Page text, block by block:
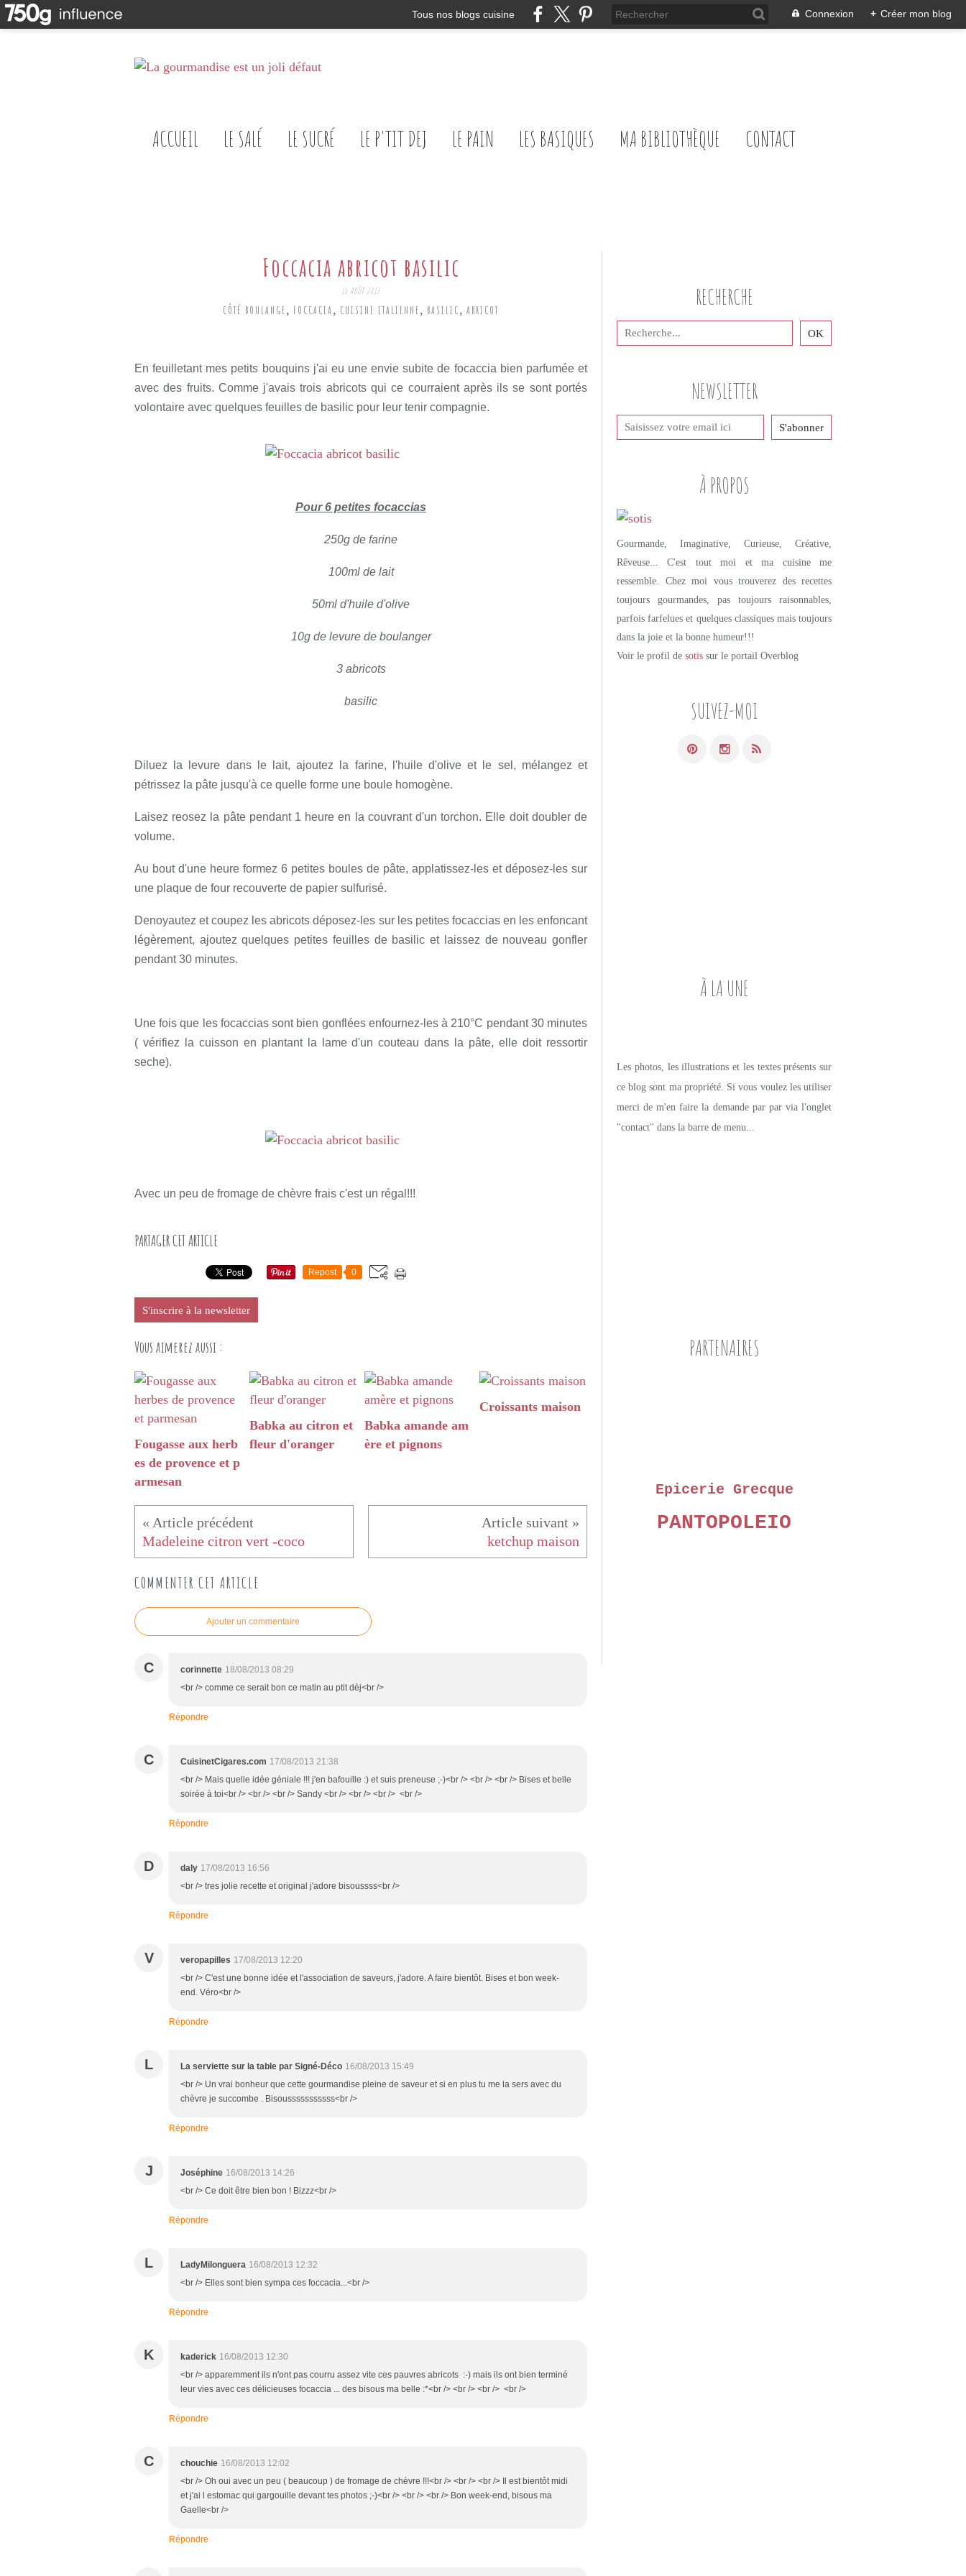
Tous nos blogs cuisine Connexion + Créer mon blog
ACCUEIL LE SALÉ LE SUCRÉ LE P'TIT DEJ LE PAIN LES BASIQUES MA BIBLIOTHÈQUE CONTACT
Foccacia abricot basilic
16 AOÛT 2013
CÔTÉ BOULANGE, FOCCACIA , CUISINE ITALIENNE, BASILIC, ABRICOT
En feuilletant mes petits bouquins j'ai eu une envie subite de focaccia bien parfumée et
avec des fruits. Comme j'avais trois abricots qui ce courraient après ils se sont portés
volontaire avec quelques feuilles de basilic pour leur tenir compagnie.
Pour 6 petites focaccias
250g de farine
100ml de lait
50ml d'huile d'olive
10g de levure de boulanger
3 abricots
basilic
Diluez la levure dans le lait, ajoutez la farine, l'huile d'olive et le sel, mélangez et
pétrissez la pâte jusqu'à ce quelle forme une boule homogène.
Laisez reosez la pâte pendant 1 heure en la couvrant d'un torchon. Elle doit doubler de
volume.
Au bout d'une heure formez 6 petites boules de pâte, applatissez-les et déposez-les sur
une plaque de four recouverte de papier sulfurisé.
Denoyautez et coupez les abricots déposez-les sur les petites focaccias en les enfoncant
légèrement, ajoutez quelques petites feuilles de basilic et laissez de nouveau gonfler
pendant 30 minutes.
Une fois que les focaccias sont bien gonflées enfournez-les à 210°C pendant 30 minutes
( vérifiez la cuisson en plantant la lame d'un couteau dans la pâte, elle doit ressortir
seche).
Avec un peu de fromage de chèvre frais c'est un régal!!!
PARTAGER CET ARTICLE
Repost 0
S'inscrire à la newsletter
Vous aimerez aussi :
Fougasse aux herb
es de provence et p
armesan
Babka au citron et
fleur d'oranger
Babka amande am
ère et pignons
Croissants maison
Madeleine citron vert -coco ketchup maison
COMMENTER CET ARTICLE
Ajouter un commentaire
C corinnette 18/08/2013 08:29
<br /> comme ce serait bon ce matin au ptit dèj<br />
Répondre
C CuisinetCigares.com 17/08/2013 21:38
<br /> Mais quelle idée géniale !!! j'en bafouille :) et suis preneuse ;-)<br /> <br /> <br /> Bises et belle
soirée à toi<br /> <br /> <br /> Sandy <br /> <br /> <br /> <br />
Répondre
D daly 17/08/2013 16:56
<br /> tres jolie recette et original j'adore bisoussss<br />
Répondre
V veropapilles 17/08/2013 12:20
<br /> C'est une bonne idée et l'association de saveurs, j'adore. A faire bientôt. Bises et bon week-
end. Véro<br />
Répondre
L La serviette sur la table par Signé-Déco 16/08/2013 15:49
<br /> Un vrai bonheur que cette gourmandise pleine de saveur et si en plus tu me la sers avec du
chèvre je succombe . Bisousssssssssss<br />
Répondre
J Joséphine 16/08/2013 14:26
<br /> Ce doit être bien bon ! Bizzz<br />
Répondre
L LadyMilonguera 16/08/2013 12:32
<br /> Elles sont bien sympa ces foccacia...<br />
Répondre
K kaderick 16/08/2013 12:30
<br /> apparemment ils n'ont pas courru assez vite ces pauvres abricots :-) mais ils ont bien terminé
leur vies avec ces délicieuses focaccia ... des bisous ma belle :*<br /> <br /> <br /> <br />
Répondre
C chouchie 16/08/2013 12:02
<br /> Oh oui avec un peu ( beaucoup ) de fromage de chèvre !!!<br /> <br /> <br /> Il est bientôt midi
et j'ai l estomac qui gargouille devant tes photos ;-)<br /> <br /> <br /> Bon week-end, bisous ma
Gaelle<br />
Répondre
NEWSLETTER
SUIVEZ-MOI
RECHERCHE
À PROPOS
Gourmande, Imaginative, Curieuse, Créative,
Rêveuse... C'est tout moi et ma cuisine me
ressemble. Chez moi vous trouverez des recettes
toujours gourmandes, pas toujours raisonnables,
parfois farfelues et quelques classiques mais toujours
dans la joie et la bonne humeur!!!
Voir le profil de sotis sur le portail Overblog
À LA UNE
Les photos, les illustrations et les textes présents sur
ce blog sont ma propriété. Si vous voulez les utiliser
merci de m'en faire la demande par par via l'onglet
"contact" dans la barre de menu...
PARTENAIRES
Epicerie Grecque
PANTOPOLEIO